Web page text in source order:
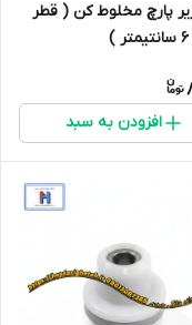
پارچ مخلوط کن ( قطر
افزودن به سبد